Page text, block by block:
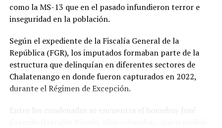
Facebook
Me gusta esto:
como la MS-13 que en el pasado infundieron terror e
inseguridad en la población.
Según el expediente de la Fiscalía General de la
República (FGR), los imputados formaban parte de la
estructura que delinquían en diferentes sectores de
Chalatenango en donde fueron capturados en 2022,
durante el Régimen de Excepción.
Entre los condenados se encuentra el homeboy José